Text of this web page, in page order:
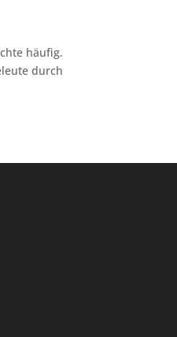
häufig.
durch